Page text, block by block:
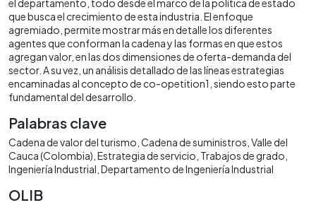
el departamento, todo desde el marco de la política de estado
que busca el crecimiento de esta industria. El enfoque
agremiado, permite mostrar más en detalle los diferentes
agentes que conforman la cadena y las formas en que estos
agregan valor, en las dos dimensiones de oferta-demanda del
sector. A su vez, un análisis detallado de las líneas estrategias
encaminadas al concepto de co-opetition1, siendo esto parte
fundamental del desarrollo.
Palabras clave
Cadena de valor del turismo Cadena de suministros Valle del
Cauca (Colombia) Estrategia de servicio Trabajos de grado
Ingeniería Industrial Departamento de Ingeniería Industrial
OLIB